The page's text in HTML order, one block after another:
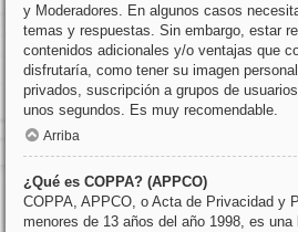
y Moderadores. En algunos casos
temas y respuestas. Sin embargo, estar
contenidos adicionales y/o ventajas que
disfrutaría, como tener su imagen
privados, suscripción a grupos de
unos segundos. Es muy recomendable.
Arriba
¿Qué es COPPA? (APPCO)
COPPA, APPCO, o Acta de Privacidad y
menores de 13 años del año 1998, es